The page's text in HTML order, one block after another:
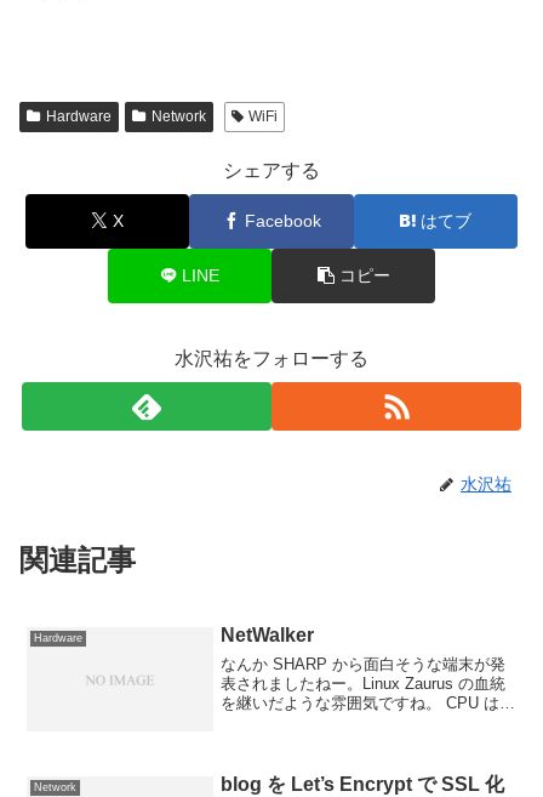
Hardware Network WiFi
シェアする
X Facebook はてブ
LINE コピー
水沢祐をフォローする
水沢祐
関連記事
Hardware NetWalker
なんか SHARP から面白そうな端末が発
表されましたねー。Linux Zaurus の血統
を継いだような雰囲気ですね。 CPU は
Network
blog を Let’s Encrypt で SSL 化